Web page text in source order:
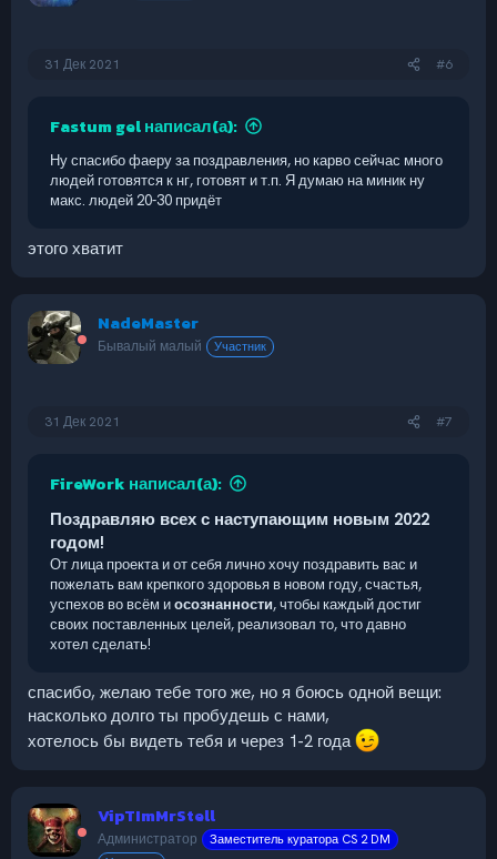
31 Дек 2021 #6
Fastum gel написал(а):
Ну спасибо фаеру за поздравления, но карво сейчас много
людей готовятся к нг, готовят и т.п. Я думаю на миник ну
макс. людей 20-30 придёт
этого хватит
NadeMaster
Бывалый малый Участник
31 Дек 2021 #7
FireWork написал(а):
Поздравляю всех с наступающим новым 2022
годом!
От лица проекта и от себя лично хочу поздравить вас и
пожелать вам крепкого здоровья в новом году, счастья,
успехов во всём иосознанности, чтобы каждый достиг
своих поставленных целей, реализовал то, что давно
хотел сделать!
спасибо, желаю тебе того же, но я боюсь одной вещи:
насколько долго ты пробудешь с нами,
хотелось бы видеть тебя и через 1-2 года
VipTImMrStell
Администратор
Заместитель куратора CS 2 DM